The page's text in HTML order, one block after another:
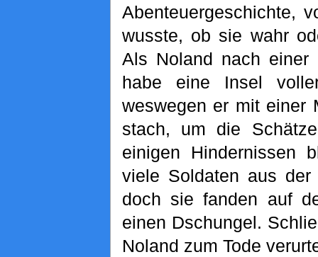
Abenteuergeschichte,
wusste, ob sie wahr
Als Noland nach einer
habe eine Insel
weswegen er mit einer
stach, um die
einigen Hindernissen
viele Soldaten aus der
doch sie fanden auf
einen Dschungel.
Noland zum Tode